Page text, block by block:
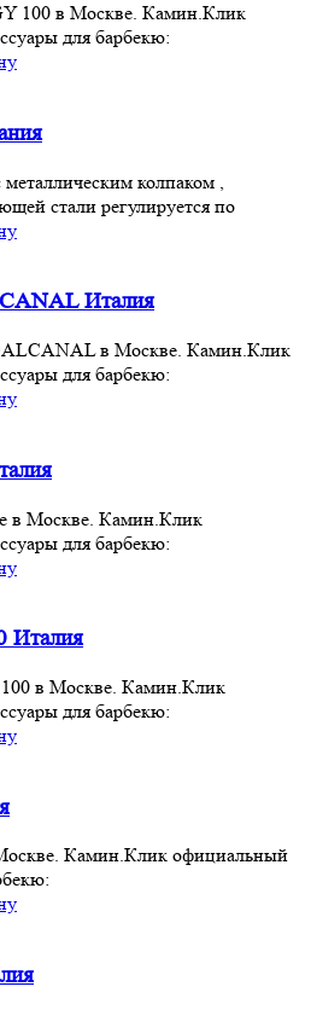
100 в Москве. Камин.Клик
для барбекю:
колпаком ,
стали регулируется по
Италия
в Москве. Камин.Клик
для барбекю:
в Москве. Камин.Клик
для барбекю:
Италия
в Москве. Камин.Клик
для барбекю:
Камин.Клик официальный